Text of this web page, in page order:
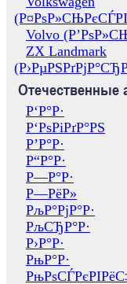
Volvo
ZX Landmark
Отечественные
Р‘Р°Р·
Р‘РѕРіРґР°РЅ
Р’Р°Р·
Р“Р°Р·
Р—Р°Р·
Р—РёР»
РљР°РјР°Р·
РљСЂР°Р·
Р›Р°Р·
РњР°Р·